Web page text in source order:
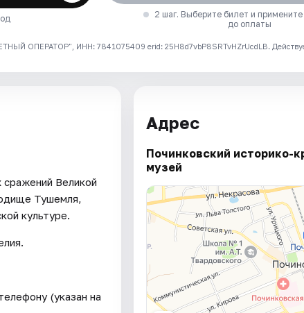
2 шаг. Выберите билет и
до оплаты
ОПЕРАТОР", ИНН: 7841075409 erid: 25H8d7vbP8SRTvHZrUcdLB.
Великой
Тушемля,
культуре.
(указан на
Адрес
Починковский историко-
музей